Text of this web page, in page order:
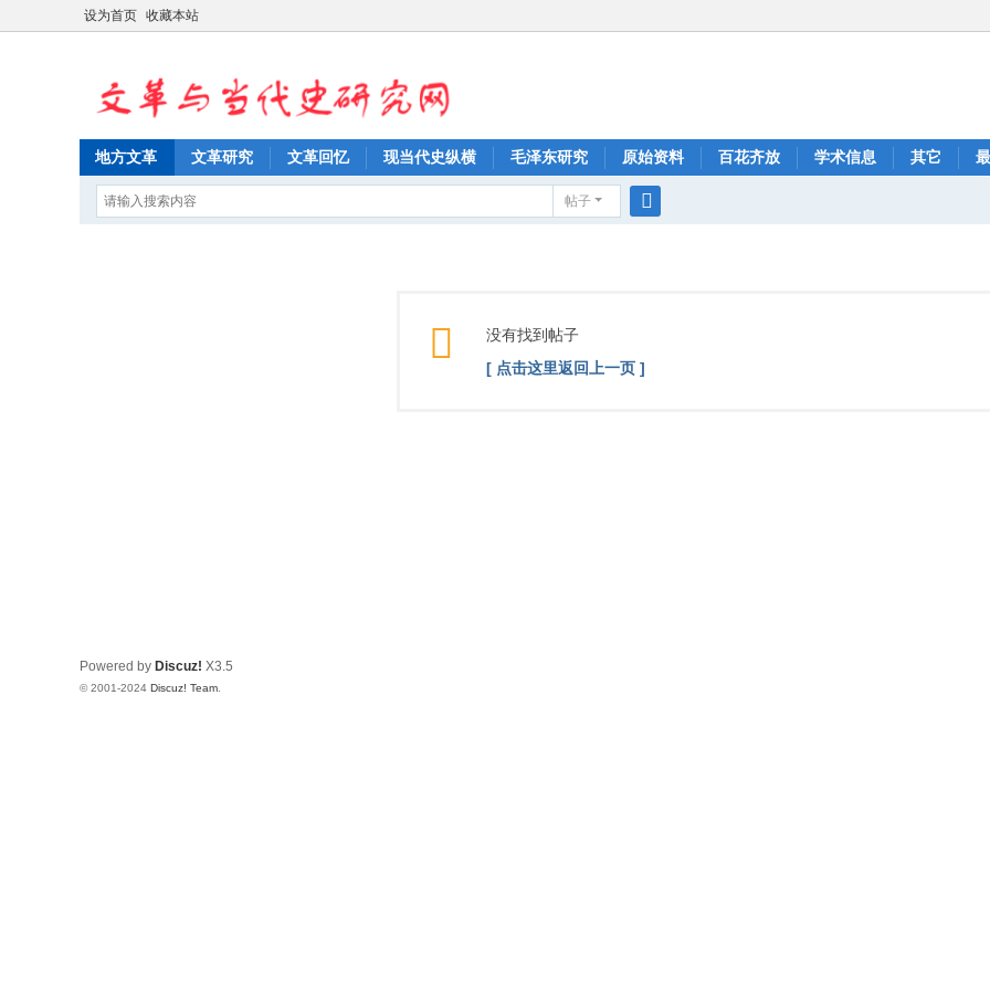
设为首页 收藏本站
地方文革 文革研究 文革回忆 现当代史纵横 毛泽东研究 原始资料 百花齐放 学术信息 其它
帖子
没有找到帖子
[ 点击这里返回上一页 ]
Powered by Discuz! X3.5
© 2001-2024 Discuz! Team